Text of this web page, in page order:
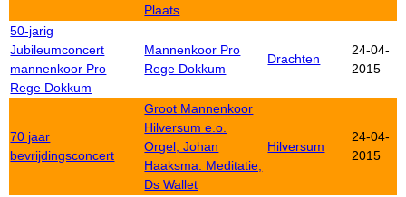
Plaats
50-jarig
Jubileumconcert
mannenkoor Pro
Rege Dokkum
Mannenkoor Pro
Rege Dokkum
Drachten
24-04-
2015
70 jaar
bevrijdingsconcert
Groot Mannenkoor
Hilversum e.o.
Orgel; Johan
Haaksma. Meditatie;
Ds Wallet
Hilversum
24-04-
2015